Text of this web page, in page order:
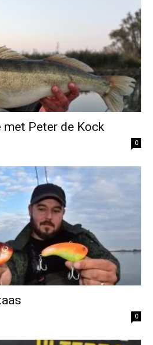
Peter de Kock
0
0